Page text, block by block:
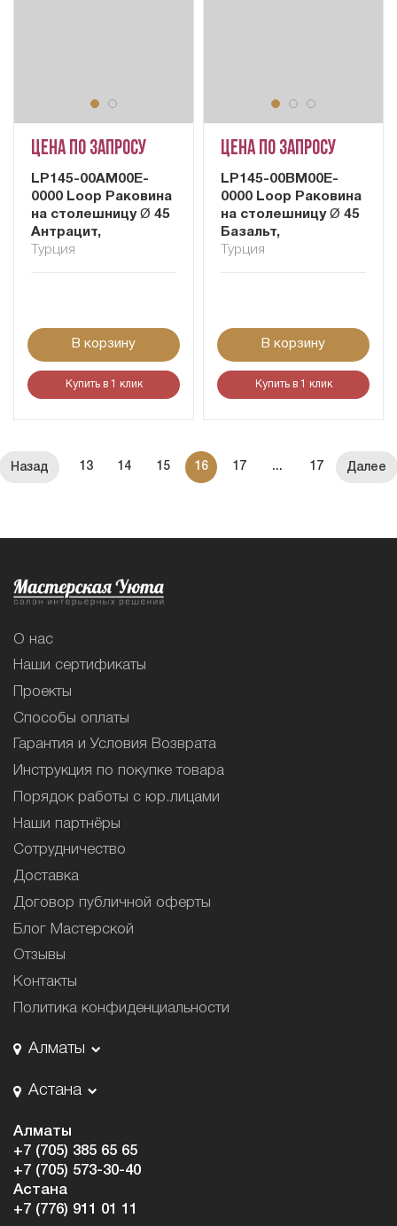
Цена по запросу
LP145-00AM00E-
0000 Loop Раковина
на столешницу Ø 45
Антрацит,
Турция
В корзину
Купить в 1 клик
Цена по запросу
LP145-00BM00E-
0000 Loop Раковина
на столешницу Ø 45
Базальт,
Турция
В корзину
Купить в 1 клик
13 14 15 16 17 ... 17
О нас
Наши сертификаты
Проекты
Способы оплаты
Гарантия и Условия Возврата
Инструкция по покупке товара
Порядок работы с юр.лицами
Наши партнёры
Сотрудничество
Доставка
Договор публичной оферты
Блог Мастерской
Отзывы
Контакты
Политика конфиденциальности
Алматы
Астана
Алматы
+7 (705) 385 65 65
+7 (705) 573-30-40
Астана
+7 (776) 911 01 11